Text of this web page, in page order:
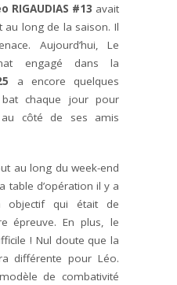
RIGAUDIAS #13 avait
au long de la saison. Il
Aujourd’hui, Le
engagé dans la
a encore quelques
chaque jour pour
côté de ses amis
au long du week-end
table d’opération il y a
qui était de
épreuve. En plus, le
! Nul doute que la
différente pour Léo.
de combativité